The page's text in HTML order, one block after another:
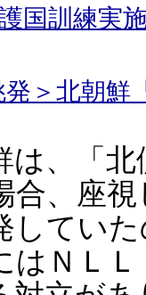
国訓練実
発＞北朝鮮
、「北
合、座視
してい
はＮＬＬ